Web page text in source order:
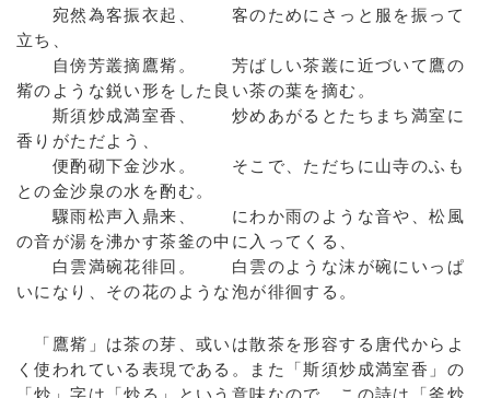
宛然為客振衣起、 客のためにさっと服を振って
立ち、
自傍芳叢摘鷹觜。 芳ばしい茶叢に近づいて鷹の
觜のような鋭い形をした良い茶の葉を摘む。
斯須炒成満室香、 炒めあがるとたちまち満室に
香りがただよう、
便酌砌下金沙水。 そこで、ただちに山寺のふも
との金沙泉の水を酌む。
驟雨松声入鼎来、 にわか雨のような音や、松風
の音が湯を沸かす茶釜の中に入ってくる、
白雲満碗花徘回。 白雲のような沫が碗にいっぱ
いになり、その花のような泡が徘徊する。
「鷹觜」は茶の芽、或いは散茶を形容する唐代からよ
く使われている表現である。また「斯須炒成満室香」の
「炒」字は「炒る」という意味なので、この詩は「釜炒